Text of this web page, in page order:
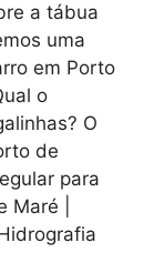
a tábua
uma
em Porto
o
O
de
para
Maré |